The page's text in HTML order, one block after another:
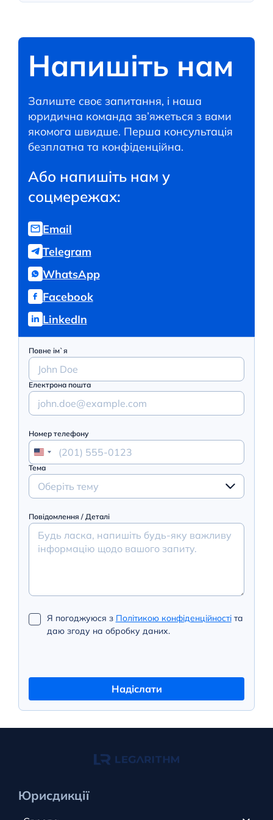
Напишіть нам
Залиште своє запитання, і наша
юридична команда зв’яжеться з вами
якомога швидше. Перша консультація
безплатна та конфіденційна.
Або напишіть нам у
соцмережах:
Email
Telegram
WhatsApp
Facebook
LinkedIn
Повне ім`я
Електрона пошта
Номер телефону
Тема
Оберіть тему
Повідомлення / Деталі
Я погоджуюся з Політикою конфіденційностіта
даю згоду на обробку даних.
Надіслати
Юрисдикції